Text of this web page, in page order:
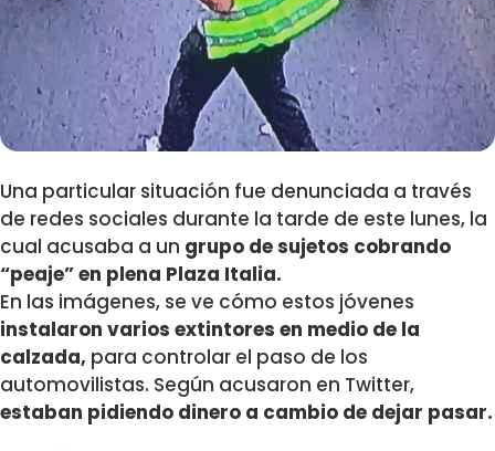
Una particular situación fue denunciada a través
de redes sociales durante la tarde de este lunes, la
cual acusaba a un grupo de sujetos cobrando
“peaje” en plena Plaza Italia.
En las imágenes, se ve cómo estos jóvenes
instalaron varios extintores en medio de la
calzada, para controlar el paso de los
automovilistas. Según acusaron en Twitter,
estaban pidiendo dinero a cambio de dejar pasar.